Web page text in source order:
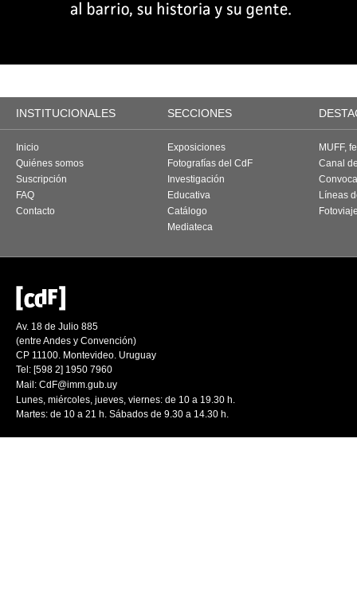
INSTITUCIONALES SECCIONES
Inicio
Quiénes somos
Suscripción
FAQ
Contacto
Exposiciones
Fotografías del CdF
Investigación
Educativa
Catálogo
Mediateca
MUFF,
Canal
Líneas
Av. 18 de Julio 885
(entre Andes y Convención)
CP 11100. Montevideo. Uruguay
Tel: [598 2] 1950 7960
Mail: CdF@imm.gub.uy
Lunes, miércoles, jueves, viernes: de 10 a 19.30 h.
Martes: de 10 a 21 h. Sábados de 9.30 a 14.30 h.